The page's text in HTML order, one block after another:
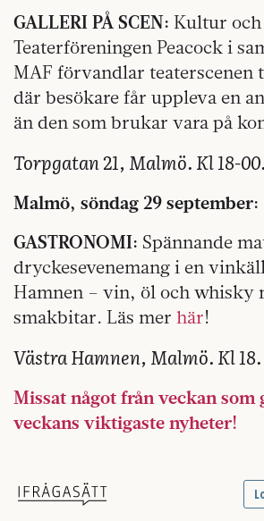
GALLERI PÅ SCEN: Kultur och
Teaterföreningen Peacock i
MAF förvandlar teaterscenen
där besökare får uppleva en
än den som brukar vara på
Torpgatan 21, Malmö. Kl 18-00.
Malmö, söndag 29 september:
GASTRONOMI: Spännande
dryckesevenemang i en
Hamnen – vin, öl och whisky
smakbitar. Läs mer här!
Västra Hamnen, Malmö. Kl 18.
Missat något från veckan som
veckans viktigaste nyheter!